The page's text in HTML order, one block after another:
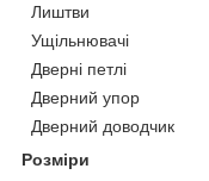
Лиштви
Ущільнювачі
Дверні петлі
Дверний упор
Дверний доводчик
Розміри